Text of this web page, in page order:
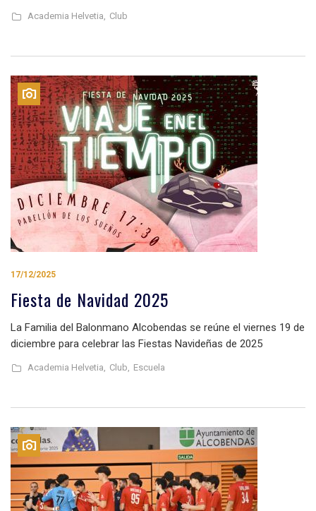
Academia Helvetia, Club
17/12/2025
Fiesta de Navidad 2025
La Familia del Balonmano Alcobendas se reúne el viernes 19 de
diciembre para celebrar las Fiestas Navideñas de 2025
Academia Helvetia, Club, Escuela